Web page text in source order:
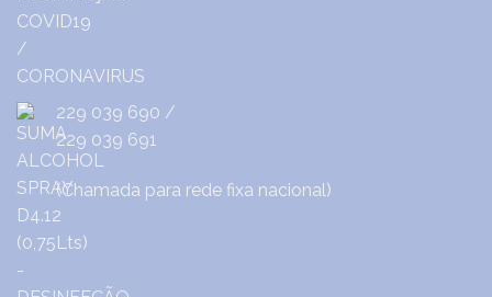
229 039 690 /
229 039 691
(Chamada para rede fixa nacional)